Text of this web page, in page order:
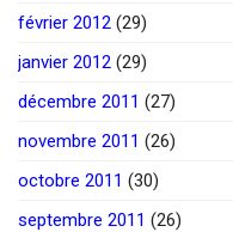
février 2012 (29)
janvier 2012 (29)
décembre 2011 (27)
novembre 2011 (26)
octobre 2011 (30)
septembre 2011 (26)